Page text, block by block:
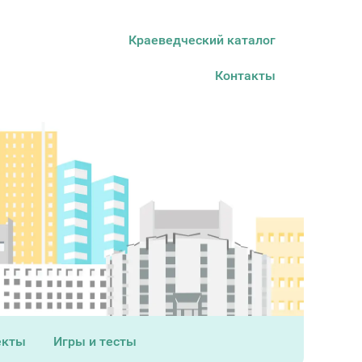
Краеведческий каталог
Контакты
Игры и тесты